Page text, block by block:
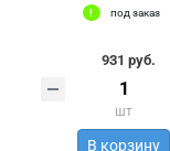
под заказ
931 руб.
шт
В корзину